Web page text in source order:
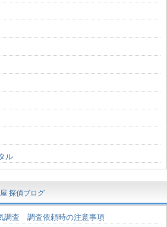
ル
探偵ブログ
調査 調査依頼時の注意事項